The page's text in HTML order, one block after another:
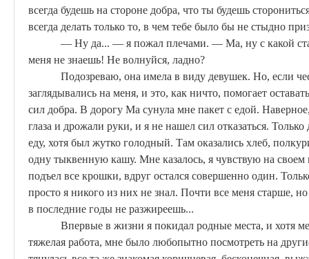
всегда будешь на стороне добра, что ты будешь
всегда делать только то, в чем тебе было бы не стыдно
— Ну да... — я пожал плечами. —Ма, ну с какой
меня не знаешь! Не волнуйся, ладно?
Подозреваю, она имела в виду девушек. Но, если
заглядывались на меня, и это, как ничто, помогает
сил добра. В дорогу Ма сунула мне пакет с едой.
глаза и дрожали руки, и я не нашел сил отказаться. Только
еду, хотя был жутко голодный. Там оказались хлеб,
одну тыквенную кашу. Мне казалось, я чувствую на своем
подъел все крошки, вдруг остался совершенно один.
просто я никого из них не знал. Почти все меня старше,
в последние годы не разжиреешь...
Впервые в жизни я покидал родные места, и хотя
тяжелая работа, мне было любопытно посмотреть на